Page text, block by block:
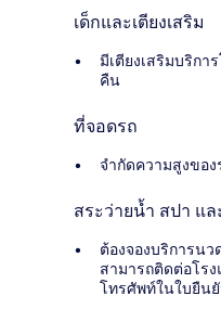
เด็กและเตียงเสริม
มีเตียงเสริมบริกา
คืน
ที่จอดรถ
จำกัดความสูงของ
สระว่ายน้ำ สปา แ
ต้องจองบริการน
สามารถติดต่อโร
โทรศัพท์ในใบยืน